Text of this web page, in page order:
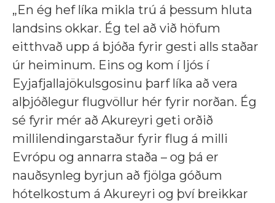
„En ég hef líka mikla trú á þessum hluta
landsins okkar. Ég tel að við höfum
eitthvað upp á bjóða fyrir gesti alls staðar
úr heiminum. Eins og kom í ljós í
Eyjafjallajökulsgosinu þarf líka að vera
alþjóðlegur flugvöllur hér fyrir norðan. Ég
sé fyrir mér að Akureyri geti orðið
millilendingarstaður fyrir flug á milli
Evrópu og annarra staða – og þá er
nauðsynleg byrjun að fjölga góðum
hótelkostum á Akureyri og því breikkar